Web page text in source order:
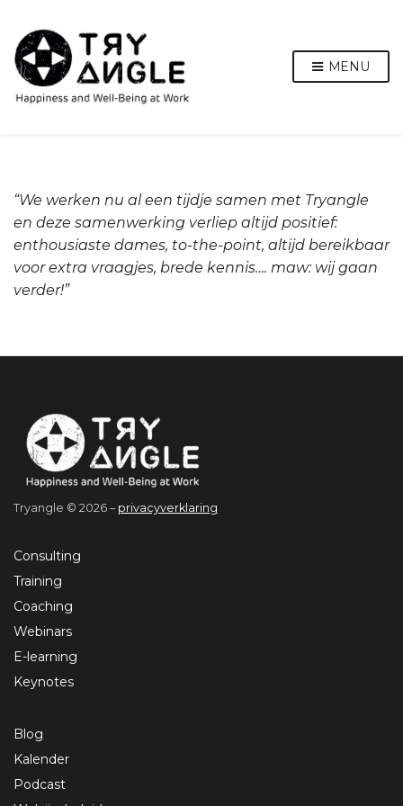
MENU
“We werken nu al een tijdje samen met Tryangle
en deze samenwerking verliep altijd positief:
enthousiaste dames, to-the-point, altijd bereikbaar
voor extra vraagjes, brede kennis…. maw: wij gaan
verder!”
Tryangle © 2026 – privacyverklaring
Consulting
Training
Coaching
Webinars
E-learning
Keynotes
Blog
Kalender
Podcast